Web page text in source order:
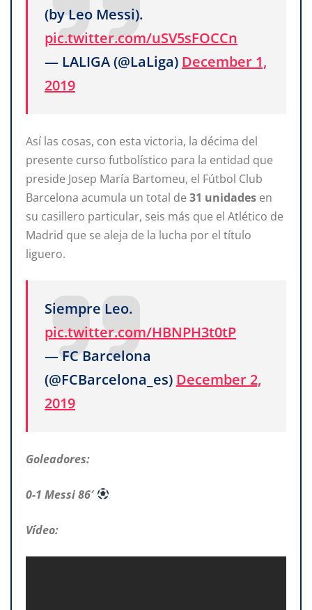
(by Leo Messi).
pic.twitter.com/uSV5sFOCCn
— LALIGA (@LaLiga) December 1,
2019
Así las cosas, con esta victoria, la décima del
presente curso futbolístico para la entidad que
preside Josep María Bartomeu, el Fútbol Club
Barcelona acumula un total de 31 unidades en
su casillero particular, seis más que el Atlético de
Madrid que se aleja de la lucha por el título
liguero.
Siempre Leo.
pic.twitter.com/HBNPH3t0tP
— FC Barcelona
(@FCBarcelona_es) December 2,
2019
Goleadores:
0-1 Messi 86′
Vídeo: